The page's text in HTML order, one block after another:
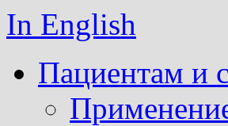
In English
Пациентам и